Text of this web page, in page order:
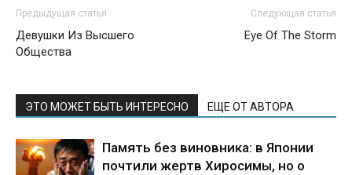
Предыдущая статья
Девушки Из Высшего
Общества
Следующая статья
Eye Of The Storm
ЭТО МОЖЕТ БЫТЬ ИНТЕРЕСНО ЕЩЕ ОТ АВТОРА
Память без виновника: в Японии
почтили жертв Хиросимы, но о